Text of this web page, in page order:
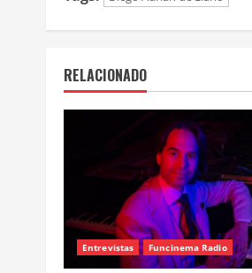
RELACIONADO
Entrevistas Funcinema Radio